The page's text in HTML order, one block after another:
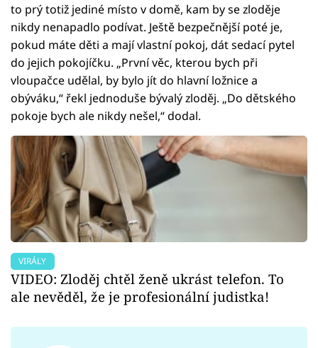
to prý totiž jediné místo v domě, kam by se zloděje
nikdy nenapadlo podívat. Ještě bezpečnější poté je,
pokud máte děti a mají vlastní pokoj, dát sedací pytel
do jejich pokojíčku. „První věc, kterou bych při
vloupačce udělal, by bylo jít do hlavní ložnice a
obýváku,“ řekl jednoduše bývalý zloděj. „Do dětského
pokoje bych ale nikdy nešel,“ dodal.
VIRÁLY
VIDEO: Zloděj chtěl ženě ukrást telefon. To
ale nevěděl, že je profesionální judistka!